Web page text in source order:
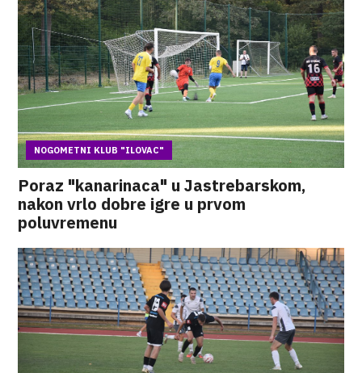
NOGOMETNI KLUB "ILOVAC"
Poraz "kanarinaca" u Jastrebarskom,
nakon vrlo dobre igre u prvom
poluvremenu